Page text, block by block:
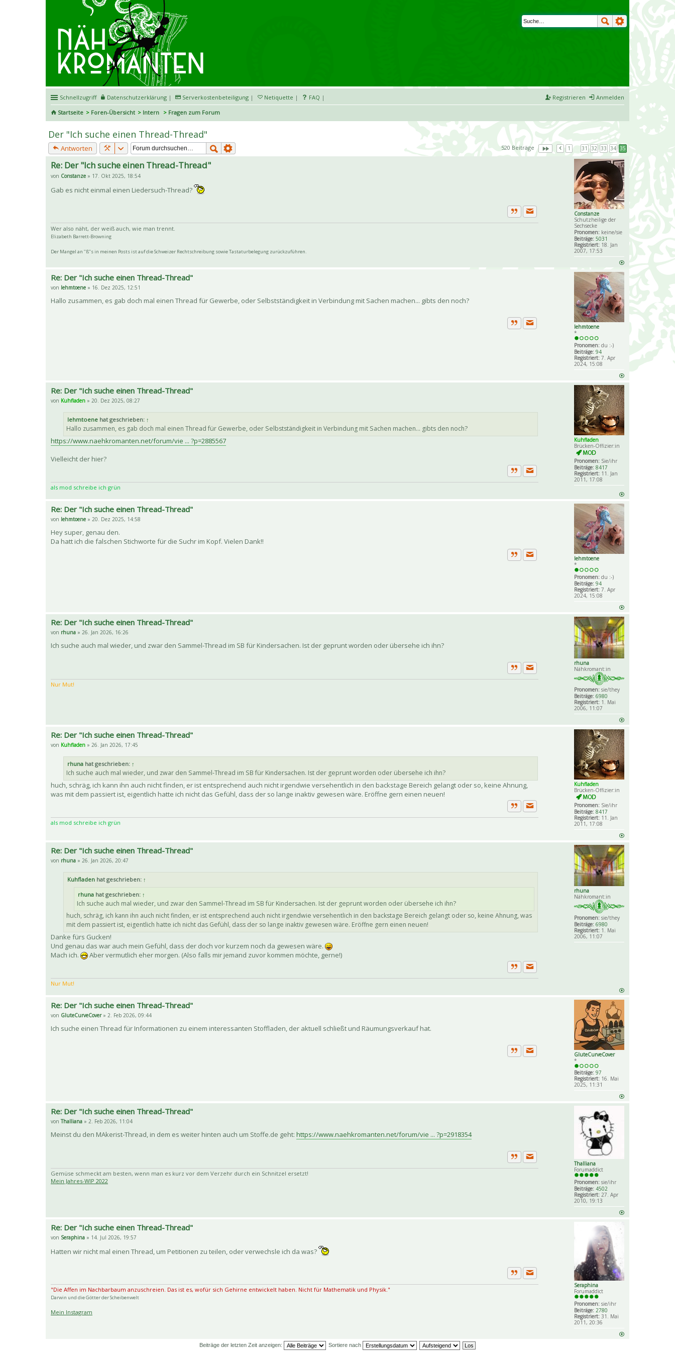
Schnellzugriff Datenschutzerklärung | Serverkostenbeteiligung | Netiquette | FAQ | Anmelden
Registrieren
Startseite
Foren-Übersicht Intern Fragen zum Forum
Der "Ich suche einen Thread-Thread"
Antworten 520 Beiträge 1 31 32 33 34 35
Constanze
Schutzheilige der
Sechsecke
Pronomen: keine/sie
Beiträge: 5031
Registriert: 18. Jan
2007, 17:53
Re: Der "Ich suche einen Thread-Thread"
von Constanze » 17. Okt 2025, 18:54
Gab es nicht einmal einen Liedersuch-Thread?
ZitatPrivate Nachricht senden
Wer also näht, der weiß auch, wie man trennt.
Elizabeth Barrett-Browning
Der Mangel an "ß"s in meinen Posts ist auf die Schweizer Rechtschreibung sowie Tastaturbelegung zurückzuführen.
lehmtoene
*
Pronomen: du :-)
Beiträge: 94
Registriert: 7. Apr
2024, 15:08
Re: Der "Ich suche einen Thread-Thread"
von lehmtoene » 16. Dez 2025, 12:51
Hallo zusammen, es gab doch mal einen Thread für Gewerbe, oder Selbstständigkeit in Verbindung mit Sachen machen... gibts den noch?
ZitatPrivate Nachricht senden
Kuhfladen
Brücken-Offizier:in
Pronomen: Sie/ihr
Beiträge: 8417
Registriert: 11. Jan
2011, 17:08
Re: Der "Ich suche einen Thread-Thread"
von Kuhfladen » 20. Dez 2025, 08:27
lehmtoene hat geschrieben: ↑
Hallo zusammen, es gab doch mal einen Thread für Gewerbe, oder Selbstständigkeit in Verbindung mit Sachen machen... gibts den noch?
https://www.naehkromanten.net/forum/vie ... ?p=2885567
Vielleicht der hier?
ZitatPrivate Nachricht senden
als mod schreibe ich grün
lehmtoene
*
Pronomen: du :-)
Beiträge: 94
Registriert: 7. Apr
2024, 15:08
Re: Der "Ich suche einen Thread-Thread"
von lehmtoene » 20. Dez 2025, 14:58
Hey super, genau den.
Da hatt ich die falschen Stichworte für die Suchr im Kopf. Vielen Dank!!
ZitatPrivate Nachricht senden
rhuna
Nähkromant:in
Pronomen: sie/they
Beiträge: 6980
Registriert: 1. Mai
2006, 11:07
Re: Der "Ich suche einen Thread-Thread"
von rhuna » 26. Jan 2026, 16:26
Ich suche auch mal wieder, und zwar den Sammel-Thread im SB für Kindersachen. Ist der geprunt worden oder übersehe ich ihn?
ZitatPrivate Nachricht senden
Nur Mut!
Kuhfladen
Brücken-Offizier:in
Pronomen: Sie/ihr
Beiträge: 8417
Registriert: 11. Jan
2011, 17:08
Re: Der "Ich suche einen Thread-Thread"
von Kuhfladen » 26. Jan 2026, 17:45
rhuna hat geschrieben: ↑
Ich suche auch mal wieder, und zwar den Sammel-Thread im SB für Kindersachen. Ist der geprunt worden oder übersehe ich ihn?
huch, schräg, ich kann ihn auch nicht finden, er ist entsprechend auch nicht irgendwie versehentlich in den backstage Bereich gelangt oder so, keine Ahnung,
was mit dem passiert ist, eigentlich hatte ich nicht das Gefühl, dass der so lange inaktiv gewesen wäre. Eröffne gern einen neuen!
ZitatPrivate Nachricht senden
als mod schreibe ich grün
rhuna
Nähkromant:in
Pronomen: sie/they
Beiträge: 6980
Registriert: 1. Mai
2006, 11:07
Re: Der "Ich suche einen Thread-Thread"
von rhuna » 26. Jan 2026, 20:47
Kuhfladen hat geschrieben: ↑
rhuna hat geschrieben: ↑
Ich suche auch mal wieder, und zwar den Sammel-Thread im SB für Kindersachen. Ist der geprunt worden oder übersehe ich ihn?
huch, schräg, ich kann ihn auch nicht finden, er ist entsprechend auch nicht irgendwie versehentlich in den backstage Bereich gelangt oder so, keine Ahnung, was
mit dem passiert ist, eigentlich hatte ich nicht das Gefühl, dass der so lange inaktiv gewesen wäre. Eröffne gern einen neuen!
Danke fürs Gucken!
Und genau das war auch mein Gefühl, dass der doch vor kurzem noch da gewesen wäre.
Mach ich.
Aber vermutlich eher morgen. (Also falls mir jemand zuvor kommen möchte, gerne!)
ZitatPrivate Nachricht senden
Nur Mut!
GluteCurveCover
*
Beiträge: 97
Registriert: 16. Mai
2025, 11:31
Re: Der "Ich suche einen Thread-Thread"
von GluteCurveCover» 2. Feb 2026, 09:44
Ich suche einen Thread für Informationen zu einem interessanten Stoffladen, der aktuell schließt und Räumungsverkauf hat.
ZitatPrivate Nachricht senden
Thalliana
Forumaddict
Pronomen: sie/ihr
Beiträge: 4502
Registriert: 27. Apr
2010, 19:13
Re: Der "Ich suche einen Thread-Thread"
von Thalliana » 2. Feb 2026, 11:04
Meinst du den MAkerist-Thread, in dem es weiter hinten auch um Stoffe.de geht: https://www.naehkromanten.net/forum/vie ... ?p=2918354
ZitatPrivate Nachricht senden
Gemüse schmeckt am besten, wenn man es kurz vor dem Verzehr durch ein Schnitzel ersetzt!
Mein Jahres-WIP 2022
Seraphina
Forumaddict
Pronomen: sie/ihr
Beiträge: 2780
Registriert: 31. Mai
2011, 20:36
Re: Der "Ich suche einen Thread-Thread"
von Seraphina » 14. Jul 2026, 19:57
Hatten wir nicht mal einen Thread, um Petitionen zu teilen, oder verwechsle ich da was?
ZitatPrivate Nachricht senden
"Die Affen im Nachbarbaum anzuschreien. Das ist es, wofür sich Gehirne entwickelt haben. Nicht für Mathematik und Physik."
Darwin und die Götter der Scheibenwelt
Mein Instagram
Beiträge der letzten Zeit anzeigen: Sortiere nach